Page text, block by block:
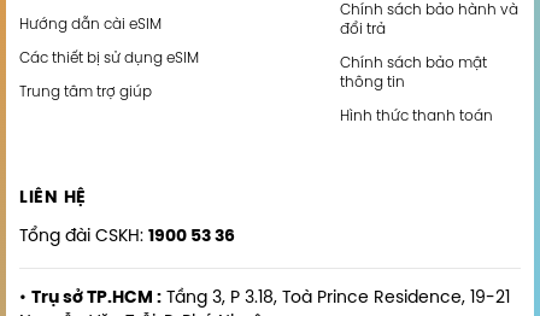
Hướng dẫn cài eSIM
Các thiết bị sử dụng eSIM
Trung tâm trợ giúp
Chính sách bảo hành và
đổi trả
Chính sách bảo mật
thông tin
Hình thức thanh toán
LIÊN HỆ
Tổng đài CSKH: 1900 53 36
• Trụ sở TP.HCM : Tầng 3, P 3.18, Toà Prince Residence, 19-21